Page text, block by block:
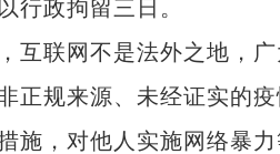
行政拘留三日。
联网不是法外之地，广
正规来源、未经证实的
施，对他人实施网络暴